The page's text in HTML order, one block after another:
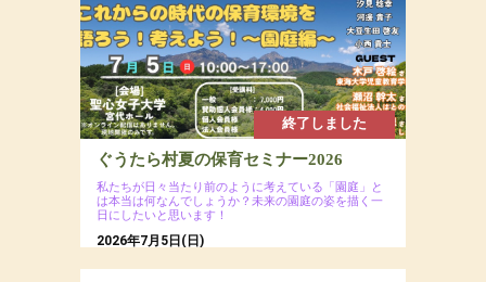
終了しました
ぐうたら村夏の保育セミナー2026
私たちが日々当たり前のように考えている「園庭」と
は本当は何なんでしょうか？未来の園庭の姿を描く一
日にしたいと思います！
2026年7月5日(日)